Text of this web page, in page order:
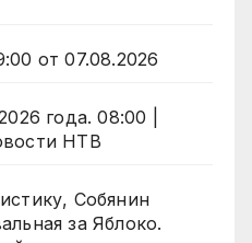
от 07.08.2026
года. 08:00 |
НТВ
Собянин
за Яблоко.